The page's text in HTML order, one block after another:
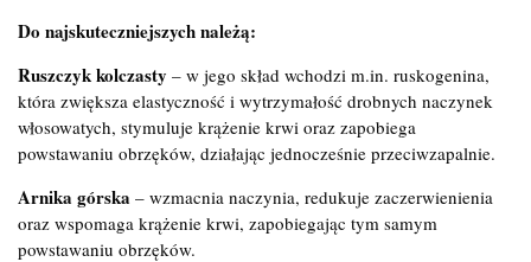
Do najskuteczniejszych należą:
Ruszczyk kolczasty – w jego skład wchodzi m.in. ruskogenina,
która zwiększa elastyczność i wytrzymałość drobnych naczynek
włosowatych, stymuluje krążenie krwi oraz zapobiega
powstawaniu obrzęków, działając jednocześnie przeciwzapalnie.
Arnika górska – wzmacnia naczynia, redukuje zaczerwienienia
oraz wspomaga krążenie krwi, zapobiegając tym samym
powstawaniu obrzęków.